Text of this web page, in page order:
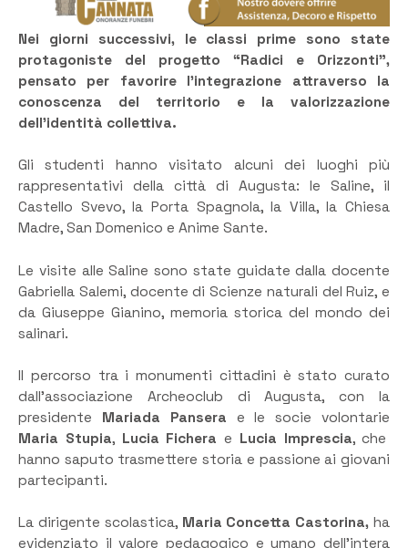
Nei giorni successivi, le classi prime sono state
protagoniste del progetto “Radici e Orizzonti”,
pensato per favorire l’integrazione attraverso la
conoscenza del territorio e la valorizzazione
dell’identità collettiva.
Gli studenti hanno visitato alcuni dei luoghi più
rappresentativi della città di Augusta: le Saline, il
Castello Svevo, la Porta Spagnola, la Villa, la Chiesa
Madre, San Domenico e Anime Sante.
Le visite alle Saline sono state guidate dalla docente
Gabriella Salemi, docente di Scienze naturali del Ruiz, e
da Giuseppe Gianino, memoria storica del mondo dei
salinari.
Il percorso tra i monumenti cittadini è stato curato
dall’associazione Archeoclub di Augusta, con la
presidente Mariada Pansera e le socie volontarie
Maria Stupia, Lucia Fichera e Lucia Imprescia, che
hanno saputo trasmettere storia e passione ai giovani
partecipanti.
La dirigente scolastica, Maria Concetta Castorina, ha
evidenziato il valore pedagogico e umano dell’intera